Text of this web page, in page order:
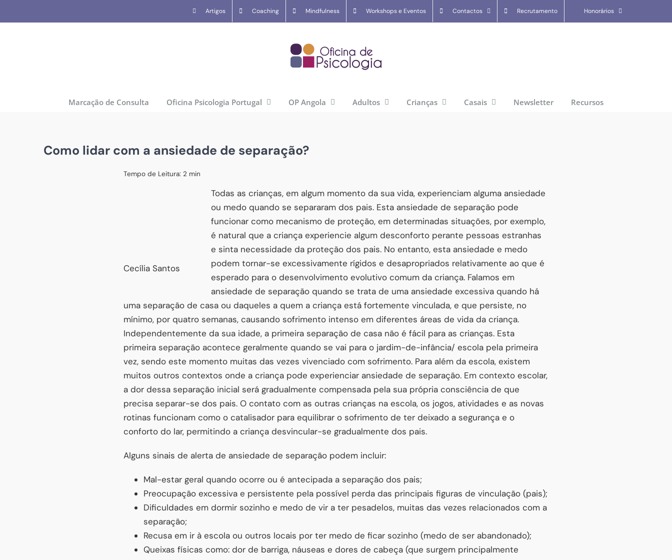
to
Artigos Coaching Mindfulness Workshops e Eventos Contactos Recrutamento Honorários
Marcação de Consulta Oficina Psicologia Portugal OP Angola Adultos Crianças Casais Newsletter Recursos
Como lidar com a ansiedade de separação?
Tempo de Leitura: 2 min
Cecília Santos
Todas as crianças, em algum momento da sua vida, experienciam alguma ansiedade
ou medo quando se separaram dos pais. Esta ansiedade de separação pode
funcionar como mecanismo de proteção, em determinadas situações, por exemplo,
é natural que a criança experiencie algum desconforto perante pessoas estranhas
e sinta necessidade da proteção dos pais. No entanto, esta ansiedade e medo
podem tornar-se excessivamente rígidos e desapropriados relativamente ao que é
esperado para o desenvolvimento evolutivo comum da criança. Falamos em
ansiedade de separação quando se trata de uma ansiedade excessiva quando há
uma separação de casa ou daqueles a quem a criança está fortemente vinculada, e que persiste, no
mínimo, por quatro semanas, causando sofrimento intenso em diferentes áreas de vida da criança.
Independentemente da sua idade, a primeira separação de casa não é fácil para as crianças. Esta
primeira separação acontece geralmente quando se vai para o jardim-de-infância/ escola pela primeira
vez, sendo este momento muitas das vezes vivenciado com sofrimento. Para além da escola, existem
muitos outros contextos onde a criança pode experienciar ansiedade de separação. Em contexto escolar,
a dor dessa separação inicial será gradualmente compensada pela sua própria consciência de que
precisa separar-se dos pais. O contato com as outras crianças na escola, os jogos, atividades e as novas
rotinas funcionam como o catalisador para equilibrar o sofrimento de ter deixado a segurança e o
conforto do lar, permitindo a criança desvincular-se gradualmente dos pais.
Alguns sinais de alerta de ansiedade de separação podem incluir:
Mal-estar geral quando ocorre ou é antecipada a separação dos pais;
Preocupação excessiva e persistente pela possível perda das principais figuras de vinculação (pais);
Dificuldades em dormir sozinho e medo de vir a ter pesadelos, muitas das vezes relacionados com a
separação;
Recusa em ir à escola ou outros locais por ter medo de ficar sozinho (medo de ser abandonado);
Queixas físicas como: dor de barriga, náuseas e dores de cabeça (que surgem principalmente